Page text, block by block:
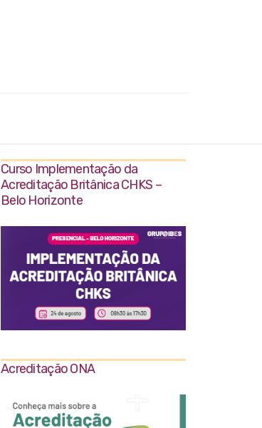
Curso Implementação da
Acreditação Britânica CHKS –
Belo Horizonte
Acreditação ONA